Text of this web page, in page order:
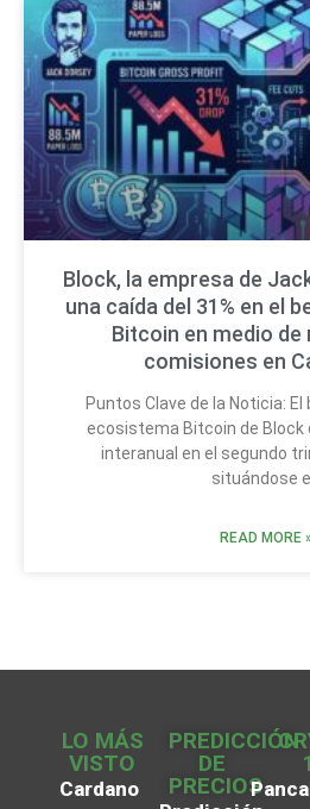
Block, la empresa de
una caída del 31% en el
Bitcoin en medio
comisiones en
Puntos Clave de la Noticia:
ecosistema Bitcoin de Block
interanual en el segundo
situándose
READ MORE
LO MÁS
VISTO
Cardano
PREDICCIÓN
DE
PRECIOS